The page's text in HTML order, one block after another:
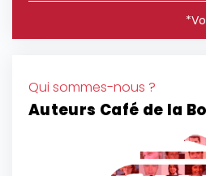
Qui sommes-nous ?
Auteurs Café de la